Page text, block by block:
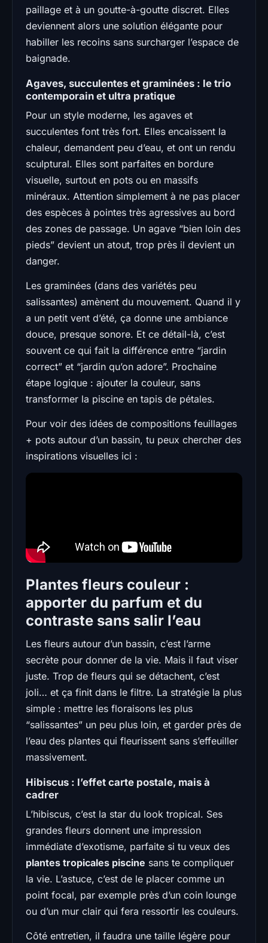
paillage et à un goutte-à-goutte discret. Elles
deviennent alors une solution élégante pour
habiller les recoins sans surcharger l’espace de
baignade.
Agaves, succulentes et graminées : le trio
contemporain et ultra pratique
Pour un style moderne, les agaves et
succulentes font très fort. Elles encaissent la
chaleur, demandent peu d’eau, et ont un rendu
sculptural. Elles sont parfaites en bordure
visuelle, surtout en pots ou en massifs
minéraux. Attention simplement à ne pas placer
des espèces à pointes très agressives au bord
des zones de passage. Un agave “bien loin des
pieds” devient un atout, trop près il devient un
danger.
Les graminées (dans des variétés peu
salissantes) amènent du mouvement. Quand il y
a un petit vent d’été, ça donne une ambiance
douce, presque sonore. Et ce détail-là, c’est
souvent ce qui fait la différence entre “jardin
correct” et “jardin qu’on adore”. Prochaine
étape logique : ajouter la couleur, sans
transformer la piscine en tapis de pétales.
Pour voir des idées de compositions feuillages
+ pots autour d’un bassin, tu peux chercher des
inspirations visuelles ici :
Plantes fleurs couleur :
apporter du parfum et du
contraste sans salir l’eau
Les fleurs autour d’un bassin, c’est l’arme
secrète pour donner de la vie. Mais il faut viser
juste. Trop de fleurs qui se détachent, c’est
joli… et ça finit dans le filtre. La stratégie la plus
simple : mettre les floraisons les plus
“salissantes” un peu plus loin, et garder près de
l’eau des plantes qui fleurissent sans s’effeuiller
massivement.
Hibiscus : l’effet carte postale, mais à
cadrer
L’hibiscus, c’est la star du look tropical. Ses
grandes fleurs donnent une impression
immédiate d’exotisme, parfaite si tu veux des
plantes tropicales piscine sans te compliquer
la vie. L’astuce, c’est de le placer comme un
point focal, par exemple près d’un coin lounge
ou d’un mur clair qui fera ressortir les couleurs.
Côté entretien, il faudra une taille légère pour